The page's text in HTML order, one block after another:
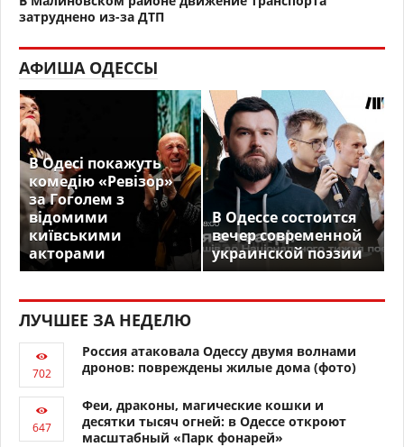
затруднено из-за ДТП
АФИША ОДЕССЫ
В Одесі покажуть
комедію «Ревізор»
за Гоголем з
відомими
київськими
акторами
В Одессе состоится
вечер современной
украинской поэзии
ЛУЧШЕЕ ЗА НЕДЕЛЮ
Россия атаковала Одессу двумя волнами
дронов: повреждены жилые дома (фото)
Феи, драконы, магические кошки и
десятки тысяч огней: в Одессе откроют
масштабный «Парк фонарей»